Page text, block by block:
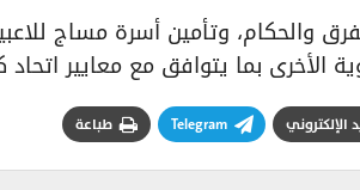
والحكام، وتأمين أسرة مساج
الأخرى بما يتوافق مع معايير اتحاد
الإلكتروني Telegram طباعة